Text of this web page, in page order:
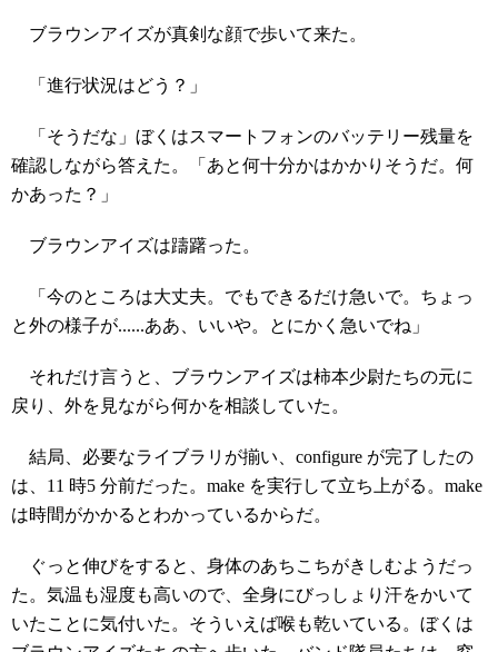
ブラウンアイズが真剣な顔で歩いて来た。
「進行状況はどう？」
「そうだな」ぼくはスマートフォンのバッテリー残量を
確認しながら答えた。「あと何十分かはかかりそうだ。何
かあった？」
ブラウンアイズは躊躇った。
「今のところは大丈夫。でもできるだけ急いで。ちょっ
と外の様子が......ああ、いいや。とにかく急いでね」
それだけ言うと、ブラウンアイズは柿本少尉たちの元に
戻り、外を見ながら何かを相談していた。
結局、必要なライブラリが揃い、configure が完了したの
は、11 時5 分前だった。make を実行して立ち上がる。make
は時間がかかるとわかっているからだ。
ぐっと伸びをすると、身体のあちこちがきしむようだっ
た。気温も湿度も高いので、全身にびっしょり汗をかいて
いたことに気付いた。そういえば喉も乾いている。ぼくは